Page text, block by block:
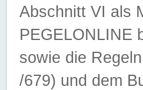
Abschnitt VI als
PEGELONLINE
sowie die
/679) und dem